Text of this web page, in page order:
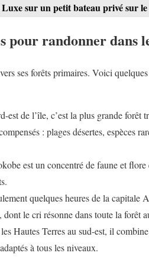
sur un petit bateau privé sur
pour randonner dans
ses forêts primaires. Voici
est de l’île, c’est la plus grande forêt
: plages désertes, espèces
est un concentré de faune et
quelques heures de la capitale
le cri résonne dans toute la forêt
Hautes Terres au sud-est, il
à tous les niveaux.